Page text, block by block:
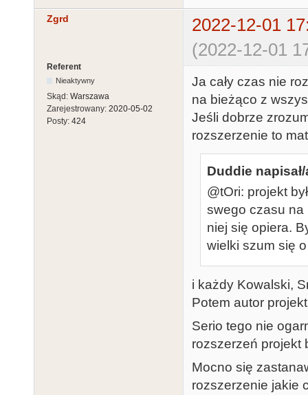
Zgrd
2022-12-01
(2022-12-01
Referent
Nieaktywny
Skąd: Warszawa
Zarejestrowany: 2020-05-02
Posty: 424
Ja cały czas nie
na bieżąco z
Jeśli dobrze
rozszerzenie to
Duddie
@tOri: projekt
swego czasu na
niej się opiera.
wielki szum się o
i każdy Kowalski,
Potem autor
Serio tego nie
rozszerzeń projekt
Mocno się
rozszerzenie jakie